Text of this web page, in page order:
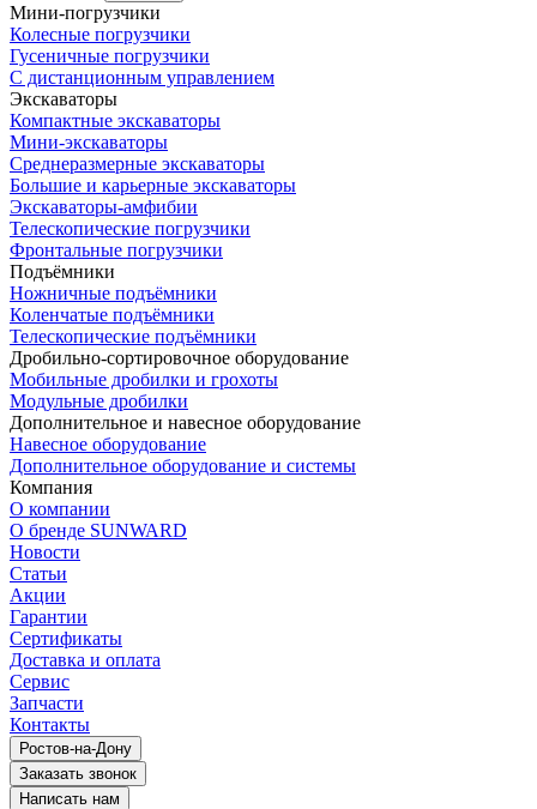
Мини-погрузчики
Колесные погрузчики
Гусеничные погрузчики
С дистанционным управлением
Экскаваторы
Компактные экскаваторы
Мини-экскаваторы
Среднеразмерные экскаваторы
Большие и карьерные экскаваторы
Экскаваторы-амфибии
Телескопические погрузчики
Фронтальные погрузчики
Подъёмники
Ножничные подъёмники
Коленчатые подъёмники
Телескопические подъёмники
Дробильно-сортировочное оборудование
Мобильные дробилки и грохоты
Модульные дробилки
Дополнительное и навесное оборудование
Навесное оборудование
Дополнительное оборудование и системы
Компания
О компании
О бренде SUNWARD
Новости
Статьи
Акции
Гарантии
Сертификаты
Доставка и оплата
Сервис
Запчасти
Контакты
Ростов-на-Дону
Заказать звонок
Написать нам